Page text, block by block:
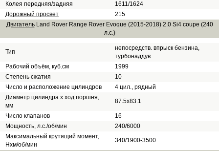
Колея передняя/задняя
1611/1624
Дорожный просвет
215
ДвигательLand Rover Range Rover Evoque (2015-2018) 2.0 Si4 coupe (240
л.с.)
Тип
непосредств. впрыск бензина,
турбонаддув
Рабочий объём, куб.см
1999
Степень сжатия
10
Число и расположение цилиндров
4 цил., рядный
Диаметр цилиндра х ход поршня,
мм
87.5x83.1
Число клапанов
16
Мощность, л.с./об/мин
240/6000
Максимальный крутящий момент,
Нхм/об/мин
340/1900-3500